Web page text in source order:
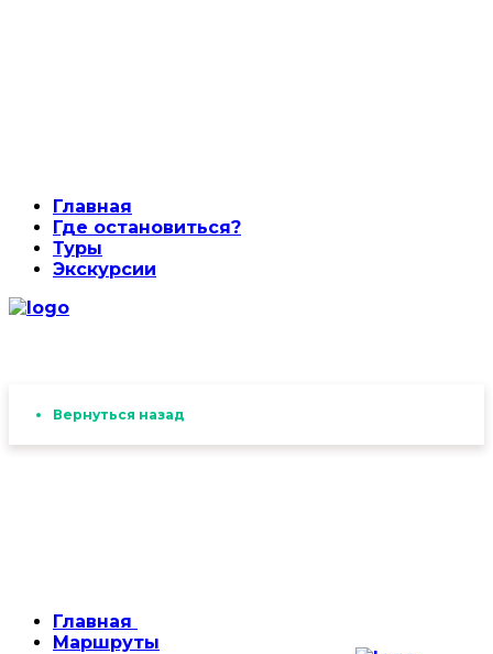
Главная
Где остановиться?
Туры
Экскурсии
Вернуться назад
Главная
Маршруты